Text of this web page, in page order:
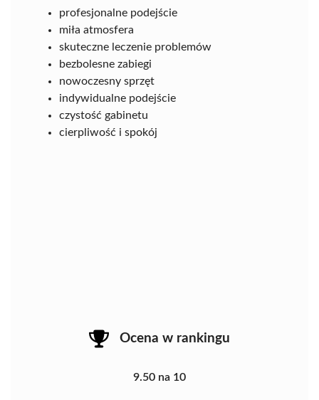
profesjonalne podejście
miła atmosfera
skuteczne leczenie problemów
bezbolesne zabiegi
nowoczesny sprzęt
indywidualne podejście
czystość gabinetu
cierpliwość i spokój
Ocena w rankingu
9.50 na 10